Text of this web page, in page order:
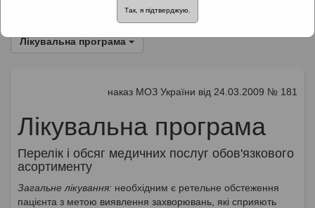
Лікувальна програма
наказ МОЗ України від 24.03.2009 № 181
Лікувальна програма
Перелік і обсяг медичних послуг обов'язкового
асортименту
Загальне лікування: необхідним є ретельне обстеження
пацієнта з метою виявлення захворювань, які сприяють
Так, я підтверджую.